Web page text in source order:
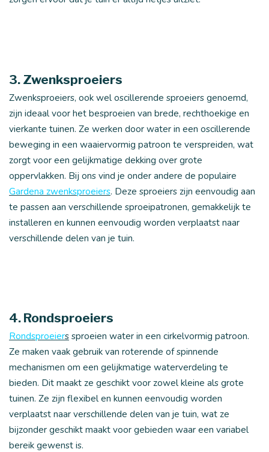
3. Zwenksproeiers
Zwenksproeiers, ook wel oscillerende sproeiers genoemd,
zijn ideaal voor het besproeien van brede, rechthoekige en
vierkante tuinen. Ze werken door water in een oscillerende
beweging in een waaiervormig patroon te verspreiden, wat
zorgt voor een gelijkmatige dekking over grote
oppervlakken. Bij ons vind je onder andere de populaire
Gardena zwenksproeiers. Deze sproeiers zijn eenvoudig aan
te passen aan verschillende sproeipatronen, gemakkelijk te
installeren en kunnen eenvoudig worden verplaatst naar
verschillende delen van je tuin.
4. Rondsproeiers
Rondsproeierssproeien water in een cirkelvormig patroon.
Ze maken vaak gebruik van roterende of spinnende
mechanismen om een gelijkmatige waterverdeling te
bieden. Dit maakt ze geschikt voor zowel kleine als grote
tuinen. Ze zijn flexibel en kunnen eenvoudig worden
verplaatst naar verschillende delen van je tuin, wat ze
bijzonder geschikt maakt voor gebieden waar een variabel
bereik gewenst is.